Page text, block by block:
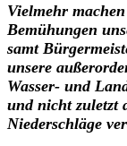
Vielmehr
Bemühungen
samt
unsere
Wasser- und
und nicht zuletzt
Niederschläge